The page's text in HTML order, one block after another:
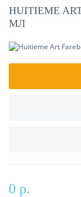
HUITIEME
МЛ
0 р.